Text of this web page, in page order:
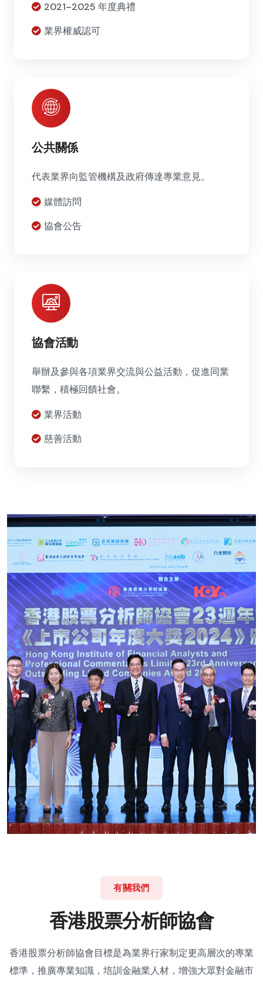
2021–2025 年度典禮
業界權威認可
公共關係
代表業界向監管機構及政府傳達專業意見。
媒體訪問
協會公告
協會活動
舉辦及參與各項業界交流與公益活動，促進同業
聯繫，積極回饋社會。
業界活動
慈善活動
有關我們
香港股票分析師協會
香港股票分析師協會目標是為業界行家制定更高層次的專業
標準，推廣專業知識，培訓金融業人材，增強大眾對金融市